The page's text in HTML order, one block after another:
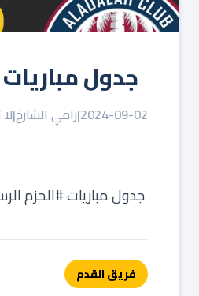
‏ ‏ جدول مباريات ⁧‫#الحزم‬⁩ الرسمية في شهر سبتمبر 2024 :
2024-09-02
|رامي الشارخ|
‏ جدول مباريات ⁧‫#الحزم‬⁩ الرسمية في شهر سبتمبر 2024 :
فريق القدم